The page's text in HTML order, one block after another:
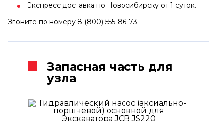
Экспресс доставка по Новосибирску от 1 суток.
Звоните по номеру 8 (800) 555-86-73.
Запасная часть для
узла